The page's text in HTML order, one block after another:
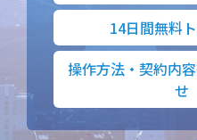
14日間無料
操作方法・契約内
せ